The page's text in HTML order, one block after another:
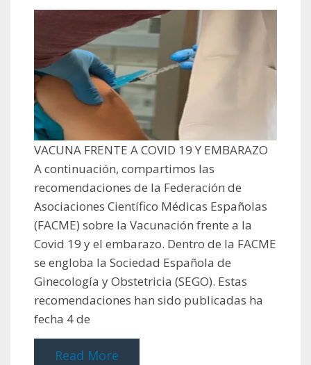
VACUNA FRENTE A COVID 19 Y EMBARAZO
A continuación, compartimos las
recomendaciones de la Federación de
Asociaciones Científico Médicas Españolas
(FACME) sobre la Vacunación frente a la
Covid 19 y el embarazo. Dentro de la FACME
se engloba la Sociedad Española de
Ginecología y Obstetricia (SEGO). Estas
recomendaciones han sido publicadas ha
fecha 4 de
Read More